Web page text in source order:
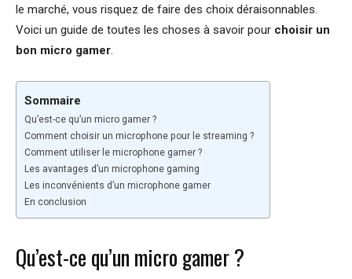
le marché, vous risquez de faire des choix déraisonnables.
Voici un guide de toutes les choses à savoir pour choisir un
bon micro gamer.
Sommaire
Qu’est-ce qu’un micro gamer ?
Comment choisir un microphone pour le streaming ?
Comment utiliser le microphone gamer ?
Les avantages d’un microphone gaming
Les inconvénients d’un microphone gamer
En conclusion
Qu’est-ce qu’un micro gamer ?